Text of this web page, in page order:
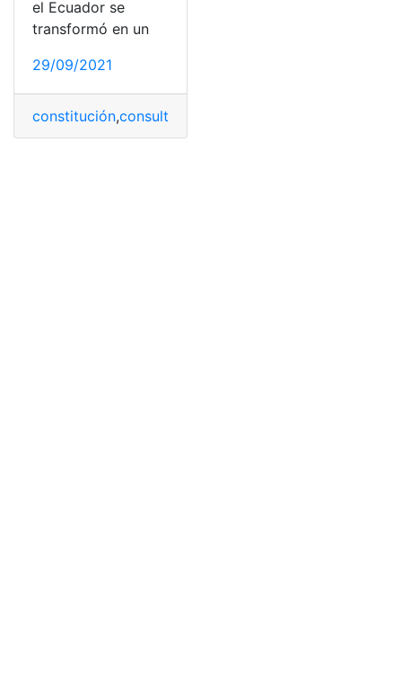
el Ecuador se
transformó en un
29/09/2021
constitución,consulta